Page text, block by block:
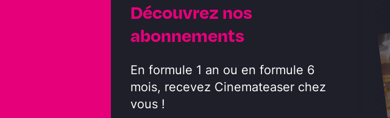
Découvrez nos
abonnements
En formule 1 an ou en formule 6
mois, recevez Cinemateaser chez
vous !